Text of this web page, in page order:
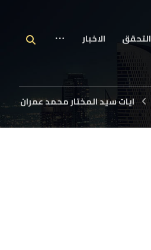
التحقق الاخبار
ايات سيد المختار محمد عمران